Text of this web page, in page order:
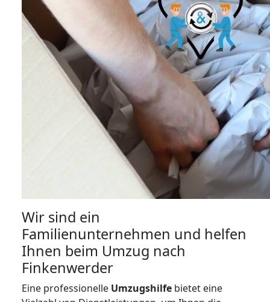
Wir sind ein
Familienunternehmen und helfen
Ihnen beim Umzug nach
Finkenwerder
Eine professionelle Umzugshilfe bietet eine